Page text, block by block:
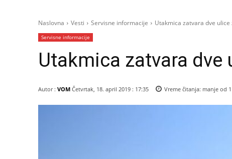
Naslovna Vesti Servisne informacije Utakmica zatvara dve ulice
Servisne informacije
Utakmica zatvara dve
Autor : VOM Četvrtak, 18. april 2019 : 17:35 Vreme čitanja: manje od 1